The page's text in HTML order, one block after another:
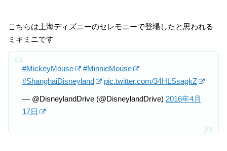
こちらは上海ディズニーのセレモニーで登場したと思われる
ミキミニです
#MickeyMouse
#MinnieMouse
#ShanghaiDisneyland
pic.twitter.com/34HLSsagkZ
— @DisneylandDrive (@DisneylandDrive) 2016年4月
17日